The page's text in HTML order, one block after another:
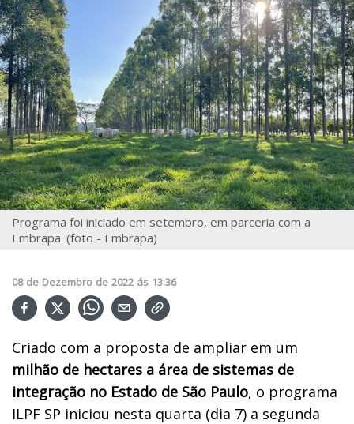
Programa foi iniciado em setembro, em parceria com a
Embrapa. (foto - Embrapa)
08 de Dezembro de 2022 ás 13:36
Criado com a proposta de ampliar em um
milhão de hectares a área de sistemas de
integração no Estado de São Paulo, o programa
ILPF SP iniciou nesta quarta (dia 7) a segunda